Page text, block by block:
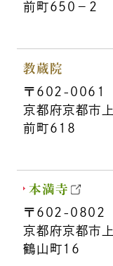
前町650－2
教蔵院
〒602-0061
京都府京都市
前町618
本満寺
〒602-0802
京都府京都市
鶴山町16